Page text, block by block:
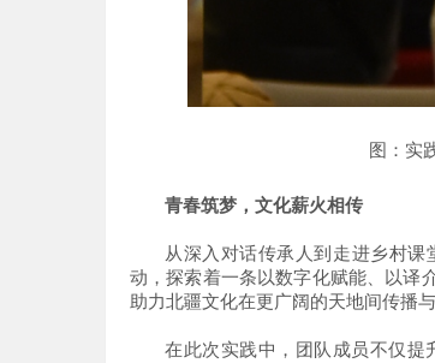
图：实
青春筑梦，文化薪火相传
从深入对话传承人到走进乡村课
动，探索着一条以数字化赋能、以译
助力北疆文化在更广阔的天地间传播与
在此次实践中，团队成员不仅提